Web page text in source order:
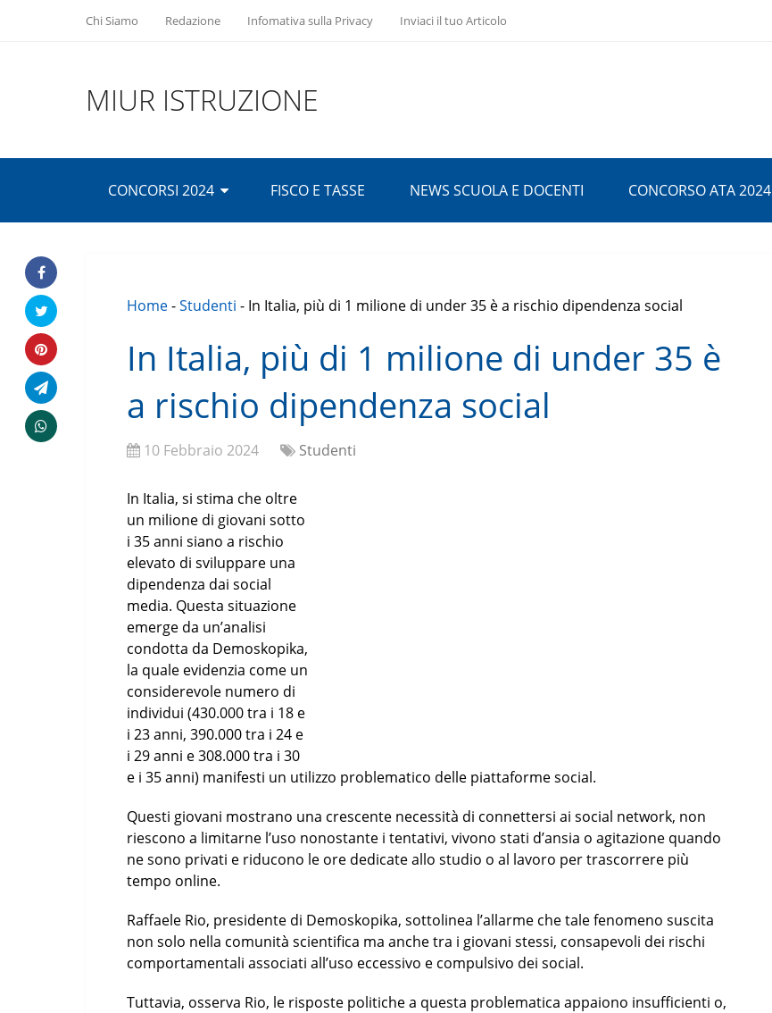
Chi Siamo Redazione Infomativa sulla Privacy Inviaci il tuo Articolo
MIUR ISTRUZIONE
CONCORSI 2024 FISCO E TASSE NEWS SCUOLA E DOCENTI CONCORSO ATA 2024
Home-Studenti - In Italia, più di 1 milione di under 35 è a rischio dipendenza social
In Italia, più di 1 milione di under 35 è
a rischio dipendenza social
10 Febbraio 2024 Studenti
In Italia, si stima che oltre
un milione di giovani sotto
i 35 anni siano a rischio
elevato di sviluppare una
dipendenza dai social
media. Questa situazione
emerge da un’analisi
condotta da Demoskopika,
la quale evidenzia come un
considerevole numero di
individui (430.000 tra i 18 e
i 23 anni, 390.000 tra i 24 e
i 29 anni e 308.000 tra i 30
e i 35 anni) manifesti un utilizzo problematico delle piattaforme social.
Questi giovani mostrano una crescente necessità di connettersi ai social network, non
riescono a limitarne l’uso nonostante i tentativi, vivono stati d’ansia o agitazione quando
ne sono privati e riducono le ore dedicate allo studio o al lavoro per trascorrere più
tempo online.
Raffaele Rio, presidente di Demoskopika, sottolinea l’allarme che tale fenomeno suscita
non solo nella comunità scientifica ma anche tra i giovani stessi, consapevoli dei rischi
comportamentali associati all’uso eccessivo e compulsivo dei social.
Tuttavia, osserva Rio, le risposte politiche a questa problematica appaiono insufficienti o,